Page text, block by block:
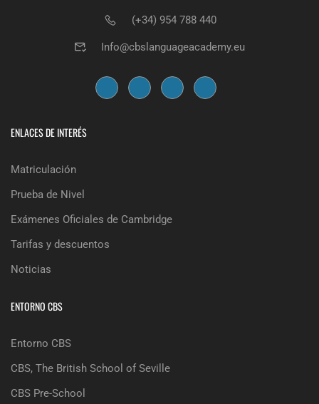
(+34) 954 788 440
Info@cbslanguageacademy.eu
ENLACES DE INTERÉS
Matriculación
Prueba de Nivel
Exámenes Oficiales de Cambridge
Tarifas y descuentos
Noticias
ENTORNO CBS
Entorno CBS
CBS, The British School of Seville
CBS Pre-School